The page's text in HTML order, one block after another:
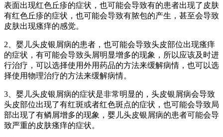
表面出现红色丘疹的症状，也可能会导致有的患者出现了皮肤
有红色丘疹的症状，也可能会导致有脓包的产生，甚至会导致
皮肤出现瘙痒的感觉。
2、婴儿头皮银屑病的患者，也可能会导致头皮部位出现瘙痒
的症状，有可能会导致头屑明显增多的现象，所以应该及时进
行治疗，可以选择使用外用药品的方法来缓解病情，也可以选
择使用物理治疗的方法来缓解病情。
3、婴儿头皮银屑病的症状是非常明显的，头皮银屑病会导致
头皮部位出现了有红斑或者红色斑点的症状，也可能会导致局
部出现了有鳞屑增多的现象，婴儿头皮银屑病的患者可能会导
致严重的皮肤瘙痒的症状。